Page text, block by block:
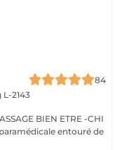
84
2143
BIEN ETRE -CHI